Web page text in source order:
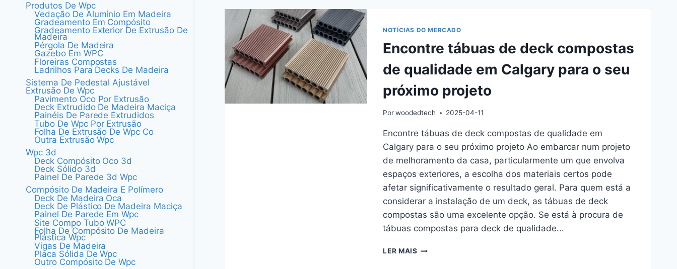
NOTÍCIAS DO MERCADO
Encontre tábuas de deck compostas
de qualidade em Calgary para o seu
próximo projeto
Por woodedtech 2025-04-11
Encontre tábuas de deck compostas de qualidade em
Calgary para o seu próximo projeto Ao embarcar num projeto
de melhoramento da casa, particularmente um que envolva
espaços exteriores, a escolha dos materiais certos pode
afetar significativamente o resultado geral. Para quem está a
considerar a instalação de um deck, as tábuas de deck
compostas são uma excelente opção. Se está à procura de
tábuas compostas para deck de qualidade...
LER MAIS ENCONTRE
Produtos De Wpc
Vedação De Alumínio Em Madeira
Gradeamento Em Compósito
Gradeamento Exterior De Extrusão De
Madeira
Pérgola De Madeira
Gazebo Em WPC
Floreiras Compostas
Ladrilhos Para Decks De Madeira
Sistema De Pedestal Ajustável
Extrusão De Wpc
Pavimento Oco Por Extrusão
Deck Extrudido De Madeira Maciça
Painéis De Parede Extrudidos
Tubo De Wpc Por Extrusão
Folha De Extrusão De Wpc Co
Outra Extrusão Wpc
Wpc 3d
Deck Compósito Oco 3d
Deck Sólido 3d
Painel De Parede 3d Wpc
Compósito De Madeira E Polímero
Deck De Madeira Oca
Deck De Plástico De Madeira Maciça
Painel De Parede Em Wpc
Site Compo Tubo WPC
Folha De Compósito De Madeira
Plástica Wpc
Vigas De Madeira
Placa Sólida De Wpc
Outro Compósito De Wpc